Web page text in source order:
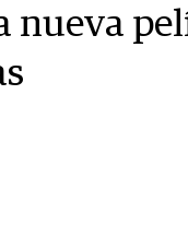
nueva